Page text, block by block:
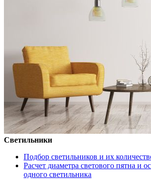
Светильники
Подбор светильников и их
Расчет диаметра светового пятна и
одного светильника